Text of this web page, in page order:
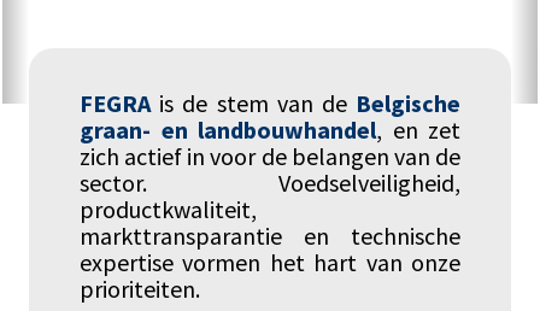
FEGRAis de stem van de Belgische
graan- en landbouwhandel, en zet
zich actief in voor de belangen van de
sector. Voedselveiligheid,
productkwaliteit,
markttransparantie en technische
expertise vormen het hart van onze
prioriteiten.